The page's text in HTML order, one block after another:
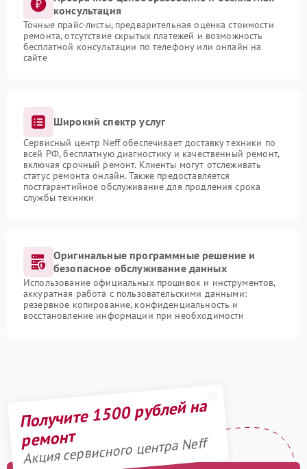
консультация
Точные прайс-листы, предварительная оценка стоимости
ремонта, отсутствие скрытых платежей и возможность
бесплатной консультации по телефону или онлайн на
сайте
Широкий спектр услуг
Сервисный центр Neff обеспечивает доставку техники по
всей РФ, бесплатную диагностику и качественный ремонт,
включая срочный ремонт. Клиенты могут отслеживать
статус ремонта онлайн. Также предоставляется
постгарантийное обслуживание для продления срока
службы техники
Оригинальные программные решение и
безопасное обслуживание данных
Использование официальных прошивок и инструментов,
аккуратная работа с пользовательскими данными:
резервное копирование, конфиденциальность и
восстановление информации при необходимости
Получите 1500 рублей на
ремонт
Акция сервисного центра Neff